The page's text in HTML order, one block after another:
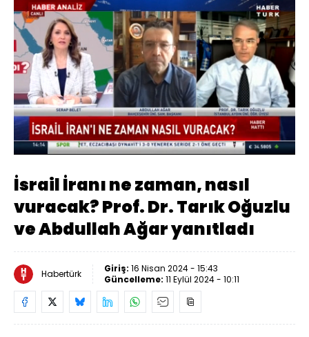
Sesi
Aç
Yüklendi:
4.22%
Oynatma
Hızı
İsrail İranı ne zaman, nasıl
vuracak? Prof. Dr. Tarık Oğuzlu
ve Abdullah Ağar yanıtladı
Habertürk Giriş: 16 Nisan 2024 - 15:43
Güncelleme: 11 Eylül 2024 - 10:11